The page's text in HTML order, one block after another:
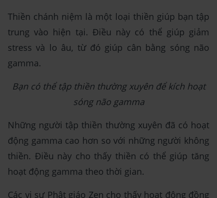
Thiền chánh niệm là một loại thiền giúp bạn tập
trung vào hiện tại. Điều này có thể giúp giảm
stress và lo âu, từ đó giúp cân bằng sóng não
gamma.
Bạn có thể tập thiền thường xuyên để kích hoạt
sóng não gamma
Những người tập thiền thường xuyên đã có hoạt
động gamma cao hơn so với những người không
thiền. Điều này cho thấy thiền có thể giúp tăng
hoạt động gamma theo thời gian.
Các vị sư Phật giáo Zen cho thấy hoạt động đồng